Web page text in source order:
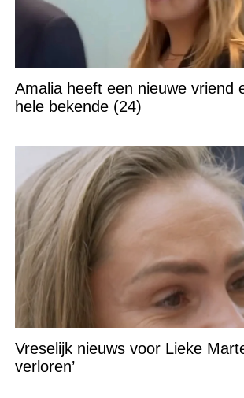
Amalia heeft een nieuwe vriend
hele bekende (24)
Vreselijk nieuws voor Lieke
verloren’